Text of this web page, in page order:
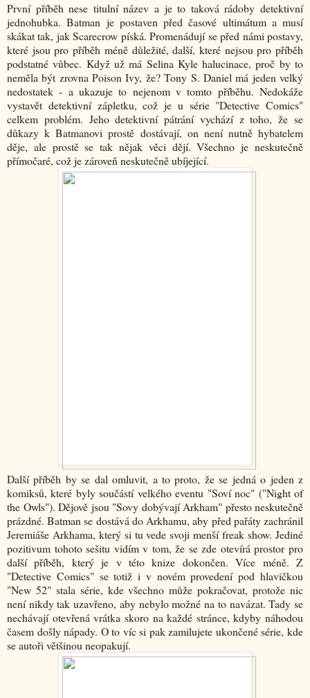
První příběh nese titulní název a je to taková rádoby detektivní
jednohubka. Batman je postaven před časové ultimátum a musí
skákat tak, jak Scarecrow píská. Promenádují se před námi postavy,
které jsou pro příběh méně důležité, další, které nejsou pro příběh
podstatné vůbec. Když už má Selina Kyle halucinace, proč by to
neměla být zrovna Poison Ivy, že? Tony S. Daniel má jeden velký
nedostatek - a ukazuje to nejenom v tomto příběhu. Nedokáže
vystavět detektivní zápletku, což je u série "Detective Comics"
celkem problém. Jeho detektivní pátrání vychází z toho, že se
důkazy k Batmanovi prostě dostávají, on není nutně hybatelem
děje, ale prostě se tak nějak věci dějí. Všechno je neskutečně
přímočaré, což je zároveň neskutečně ubíjející.
Další příběh by se dal omluvit, a to proto, že se jedná o jeden z
komiksů, které byly součástí velkého eventu "Soví noc" ("Night of
the Owls"). Dějově jsou "Sovy dobývají Arkham" přesto neskutečně
prázdné. Batman se dostává do Arkhamu, aby před pařáty zachránil
Jeremiáše Arkhama, který si tu vede svoji menší freak show. Jediné
pozitivum tohoto sešitu vidím v tom, že se zde otevírá prostor pro
další příběh, který je v této knize dokončen. Více méně. Z
"Detective Comics" se totiž i v novém provedení pod hlavičkou
"New 52" stala série, kde všechno může pokračovat, protože nic
není nikdy tak uzavřeno, aby nebylo možné na to navázat. Tady se
nechávají otevřená vrátka skoro na každé stránce, kdyby náhodou
časem došly nápady. O to víc si pak zamilujete ukončené série, kde
se autoři většinou neopakují.